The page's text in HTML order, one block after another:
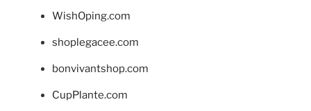
WishOping.com
shoplegacee.com
bonvivantshop.com
CupPlante.com